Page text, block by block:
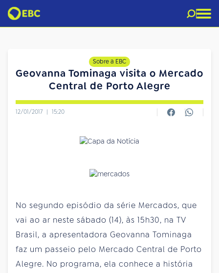
Sobre a EBC
Geovanna Tominaga visita o Mercado
Central de Porto Alegre
12/01/2017 | 15:20
No segundo episódio da série Mercados, que
vai ao ar neste sábado (14), às 15h30, na TV
Brasil, a apresentadora Geovanna Tominaga
faz um passeio pelo Mercado Central de Porto
Alegre. No programa, ela conhece a história